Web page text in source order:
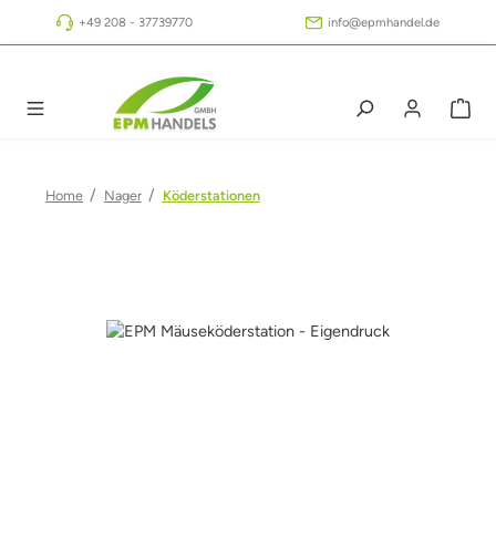
Zum Hauptinhalt springen
+49 208 - 37739770 info@epmhandel.de
Home / Nager / Köderstationen
Bildergalerie überspringen